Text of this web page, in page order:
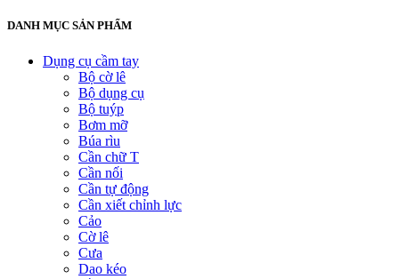
DANH MỤC SẢN PHẨM
Dụng cụ cầm tay
Bộ cờ lê
Bộ dụng cụ
Bộ tuýp
Bơm mỡ
Búa rìu
Cần chữ T
Cần nối
Cần tự động
Cần xiết chỉnh lực
Cảo
Cờ lê
Cưa
Dao kéo